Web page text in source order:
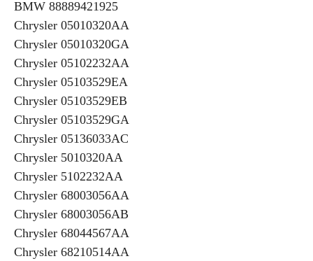
BMW 88889421925
Chrysler 05010320AA
Chrysler 05010320GA
Chrysler 05102232AA
Chrysler 05103529EA
Chrysler 05103529EB
Chrysler 05103529GA
Chrysler 05136033AC
Chrysler 5010320AA
Chrysler 5102232AA
Chrysler 68003056AA
Chrysler 68003056AB
Chrysler 68044567AA
Chrysler 68210514AA